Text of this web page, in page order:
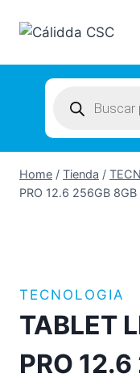
search
Home / Tienda /
PRO 12.6 256GB 8GB
TECNOLOGIA
TABLET
PRO